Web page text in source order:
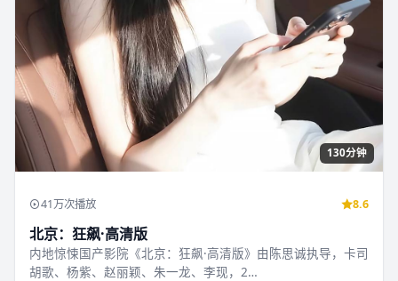
130分钟
41万次播放 8.6
北京：狂飙·高清版
内地惊悚国产影院《北京：狂飙·高清版》由陈思诚执导，卡司
胡歌、杨紫、赵丽颖、朱一龙、李现，2…